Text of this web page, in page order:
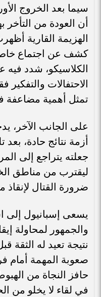
سيما بعد الخروج
أن العودة من التأخر
الهزيمة القارية
كشف عن اجتماع خاص
الكلاسيكو، شدد
الاحتفالات والتفكير
تمثل أهمية مضاعفة
على الجانب الآخر،
أزمة نتائج حادة، بعد
ليقترب من مناطق
ضرورة القتال
يسعى إسبانيول إلى
والجمهور لمحاولة
نتيجة تعيد له الثقة
صعوبة المهمة أمام
حافز النجاة من
في لقاء لا يخلو من